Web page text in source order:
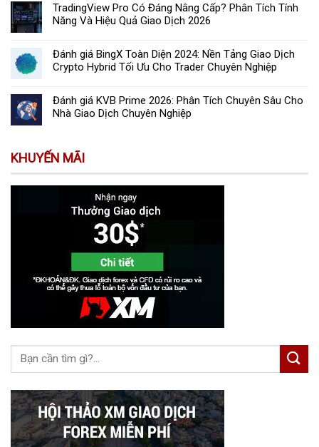
TradingView Pro Có Đáng Nâng Cấp? Phân Tích Tính
Năng Và Hiệu Quả Giao Dịch 2026
Đánh giá BingX Toàn Diện 2024: Nền Tảng Giao Dịch
Crypto Hybrid Tối Ưu Cho Trader Chuyên Nghiệp
Đánh giá KVB Prime 2026: Phân Tích Chuyên Sâu Cho
Nhà Giao Dịch Chuyên Nghiệp
KHUYẾN MÃI